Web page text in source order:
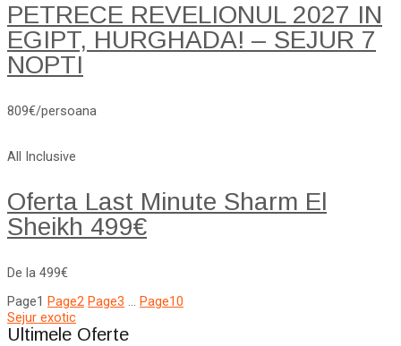
PETRECE REVELIONUL 2027 IN
EGIPT, HURGHADA! – SEJUR 7
NOPTI
809€/persoana
All Inclusive
Oferta Last Minute Sharm El
Sheikh 499€
De la 499€
Page1 Page2 Page3 … Page10
Sejur exotic
Ultimele Oferte